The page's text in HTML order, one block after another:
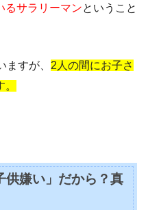
るサラリーマンということ
ますが、 2 人の間にお子さ
供嫌い」だから？真